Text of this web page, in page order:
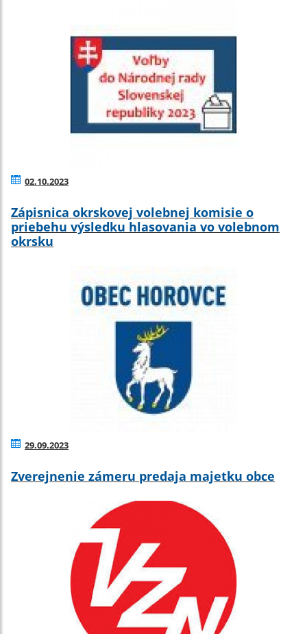
02.10.2023
Zápisnica okrskovej volebnej komisie o
priebehu výsledku hlasovania vo volebnom
okrsku
29.09.2023
Zverejnenie zámeru predaja majetku obce